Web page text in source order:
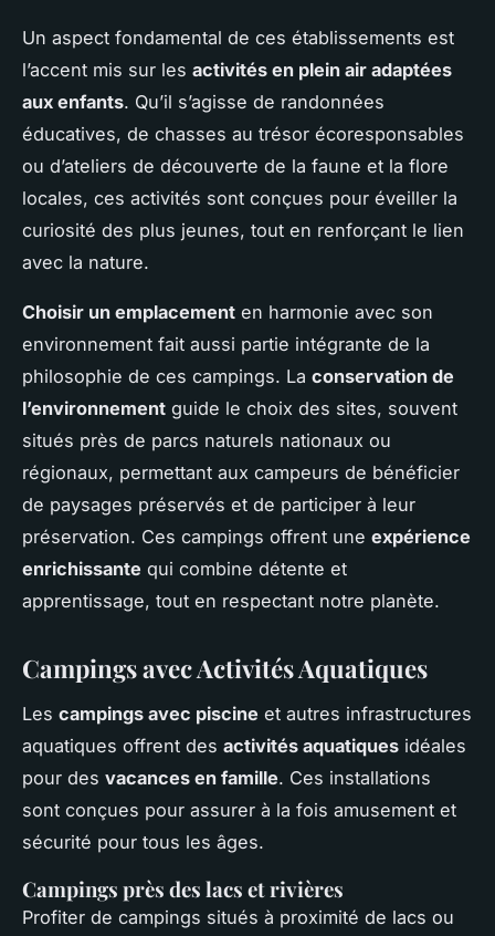
Un aspect fondamental de ces établissements est
l’accent mis sur les activités en plein air adaptées
aux enfants. Qu’il s’agisse de randonnées
éducatives, de chasses au trésor écoresponsables
ou d’ateliers de découverte de la faune et la flore
locales, ces activités sont conçues pour éveiller la
curiosité des plus jeunes, tout en renforçant le lien
avec la nature.
Choisir un emplacement en harmonie avec son
environnement fait aussi partie intégrante de la
philosophie de ces campings. La conservation de
l’environnement guide le choix des sites, souvent
situés près de parcs naturels nationaux ou
régionaux, permettant aux campeurs de bénéficier
de paysages préservés et de participer à leur
préservation. Ces campings offrent une expérience
enrichissante qui combine détente et
apprentissage, tout en respectant notre planète.
Campings avec Activités Aquatiques
Les campings avec piscine et autres infrastructures
aquatiques offrent des activités aquatiques idéales
pour des vacances en famille. Ces installations
sont conçues pour assurer à la fois amusement et
sécurité pour tous les âges.
Campings près des lacs et rivières
Profiter de campings situés à proximité de lacs ou